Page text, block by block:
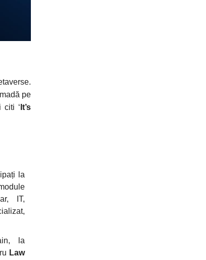
pe
citi ‘ It’s
la
IT,
la
Law